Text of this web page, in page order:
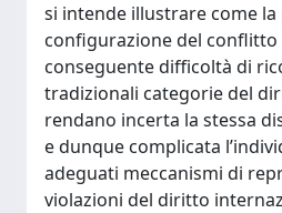
si intende illustrare come la
configurazione del conflitto
conseguente difficoltà di
tradizionali categorie del
rendano incerta la stessa
e dunque complicata
adeguati meccanismi di
violazioni del diritto